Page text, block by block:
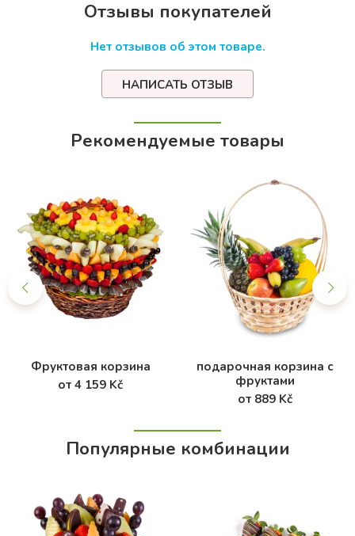
Отзывы покупателей
Нет отзывов об этом товаре.
НАПИСАТЬ ОТЗЫВ
Рекомендуемые товары
Фруктовая корзина
от 4 159 Kč
подарочная корзина с
фруктами
от 889 Kč
Популярные комбинации